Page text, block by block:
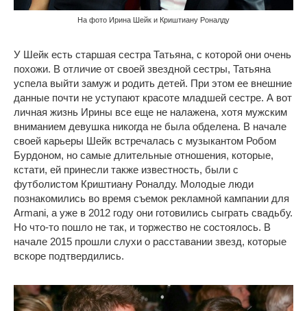
На фото Ирина Шейк и Криштиану Роналду
У Шейк есть старшая сестра Татьяна, с которой они очень
похожи. В отличие от своей звездной сестры, Татьяна
успела выйти замуж и родить детей. При этом ее внешние
данные почти не уступают красоте младшей сестре. А вот
личная жизнь Ирины все еще не налажена, хотя мужским
вниманием девушка никогда не была обделена. В начале
своей карьеры Шейк встречалась с музыкантом Робом
Бурдоном, но самые длительные отношения, которые,
кстати, ей принесли также известность, были с
футболистом Криштиану Роналду. Молодые люди
познакомились во время съемок рекламной кампании для
Armani, а уже в 2012 году они готовились сыграть свадьбу.
Но что-то пошло не так, и торжество не состоялось. В
начале 2015 прошли слухи о расставании звезд, которые
вскоре подтвердились.